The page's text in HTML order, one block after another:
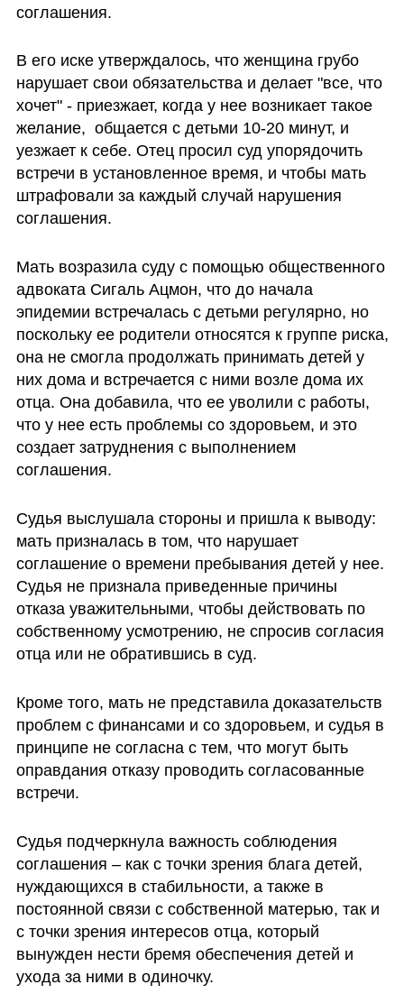
соглашения.
В его иске утверждалось, что женщина грубо
нарушает свои обязательства и делает "все, что
хочет" - приезжает, когда у нее возникает такое
желание,  общается с детьми 10-20 минут, и
уезжает к себе. Отец просил суд упорядочить
встречи в установленное время, и чтобы мать
штрафовали за каждый случай нарушения
соглашения.
Мать возразила суду с помощью общественного
адвоката Сигаль Ацмон, что до начала
эпидемии встречалась с детьми регулярно, но
поскольку ее родители относятся к группе риска,
она не смогла продолжать принимать детей у
них дома и встречается с ними возле дома их
отца. Она добавила, что ее уволили с работы,
что у нее есть проблемы со здоровьем, и это
создает затруднения с выполнением
соглашения.
Судья выслушала стороны и пришла к выводу:
мать призналась в том, что нарушает
соглашение о времени пребывания детей у нее.
Судья не признала приведенные причины
отказа уважительными, чтобы действовать по
собственному усмотрению, не спросив согласия
отца или не обратившись в суд.
Кроме того, мать не представила доказательств
проблем с финансами и со здоровьем, и судья в
принципе не согласна с тем, что могут быть
оправдания отказу проводить согласованные
встречи.
Судья подчеркнула важность соблюдения
соглашения – как с точки зрения блага детей,
нуждающихся в стабильности, а также в
постоянной связи с собственной матерью, так и
с точки зрения интересов отца, который
вынужден нести бремя обеспечения детей и
ухода за ними в одиночку.